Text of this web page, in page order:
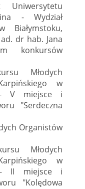
- Wydział
Białymstoku,
dr hab. Jana
konkursów
Młodych
w
- V miejsce i
"Serdeczna
Organistów
Młodych
w
- II miejsce i
"Kolędowa